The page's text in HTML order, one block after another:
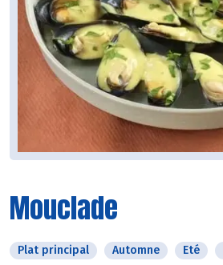
Mouclade
Plat principal Automne Eté